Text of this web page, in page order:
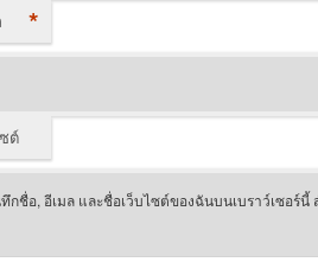
*
ต์
กชื่อ, อีเมล และชื่อเว็บไซต์ของฉันบนเบราว์เซอร์